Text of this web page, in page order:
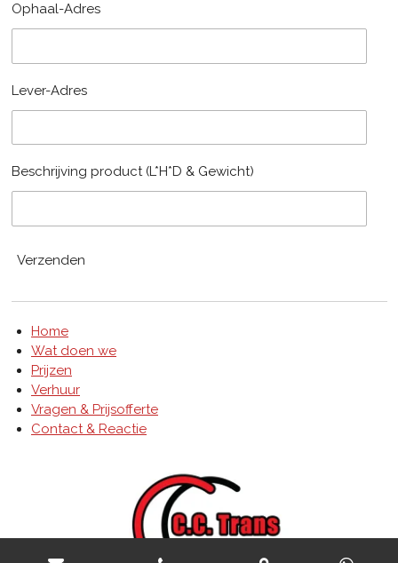
Ophaal-Adres
Lever-Adres
Beschrijving product (L*H*D & Gewicht)
Verzenden
Home
Wat doen we
Prijzen
Verhuur
Vragen & Prijsofferte
Contact & Reactie